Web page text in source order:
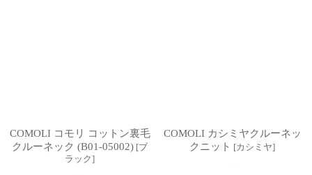
COMOLI コモリ コットン裏毛
クルーネック (B01-05002) [ブ
ラック]
COMOLI カシミヤクルーネッ
クニット [カシミヤ]